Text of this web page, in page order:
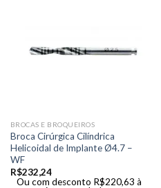
BROCAS E BROQUEIROS
Broca Cirúrgica Cilíndrica
Helicoidal de Implante Ø4.7 –
WF
R$232,24
Ou com desconto R$220,63 à